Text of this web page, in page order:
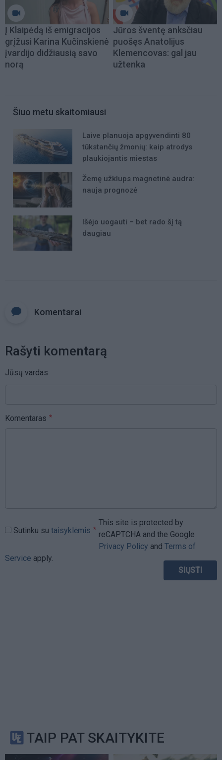
Į Klaipėdą iš emigracijos
grįžusi Karina Kučinskienė
įvardijo didžiausią savo
norą
Jūros šventę anksčiau
puošęs Anatolijus
Klemencovas: gal jau
užtenka
Šiuo metu skaitomiausi
Laive planuoja apgyvendinti 80
tūkstančių žmonių: kaip atrodys
plaukiojantis miestas
Žemę užklups magnetinė audra:
nauja prognozė
Išėjo uogauti – bet rado šį tą
daugiau
Komentarai
Rašyti komentarą
Jūsų vardas
Komentaras
Sutinku su taisyklėmis
This site is protected by
reCAPTCHA and the Google
Privacy Policy and Terms of
Service apply.
TAIP PAT SKAITYKITE